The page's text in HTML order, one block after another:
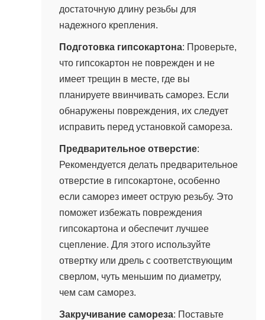
достаточную длину резьбы для
надежного крепления.
Подготовка гипсокартона: Проверьте,
что гипсокартон не поврежден и не
имеет трещин в месте, где вы
планируете ввинчивать саморез. Если
обнаружены повреждения, их следует
исправить перед установкой самореза.
Предварительное отверстие:
Рекомендуется делать предварительное
отверстие в гипсокартоне, особенно
если саморез имеет острую резьбу. Это
поможет избежать повреждения
гипсокартона и обеспечит лучшее
сцепление. Для этого используйте
отвертку или дрель с соответствующим
сверлом, чуть меньшим по диаметру,
чем сам саморез.
Закручивание самореза: Поставьте